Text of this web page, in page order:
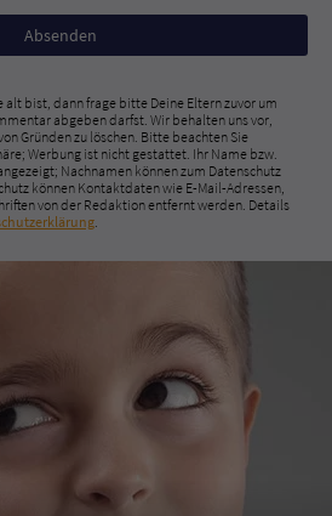
alt bist, dann frage bitte Deine Eltern zuvor um
abgeben darfst. Wir behalten uns vor,
Gründen zu löschen. Bitte beachten Sie
Werbung ist nicht gestattet. Ihr Name bzw.
Nachnamen können zum Datenschutz
können Kontaktdaten wie E-Mail-Adressen,
von der Redaktion entfernt werden. Details